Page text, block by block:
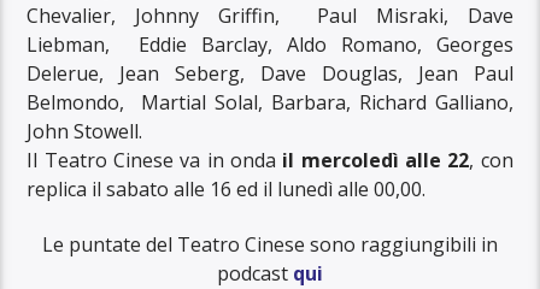
Chevalier, Johnny Griffin, Paul Misraki, Dave
Liebman, Eddie Barclay, Aldo Romano, Georges
Delerue, Jean Seberg, Dave Douglas, Jean Paul
Belmondo, Martial Solal, Barbara, Richard Galliano,
John Stowell.
Il Teatro Cinese va in onda il mercoledì alle 22, con
replica il sabato alle 16 ed il lunedì alle 00,00.
Le puntate del Teatro Cinese sono raggiungibili in
podcast qui